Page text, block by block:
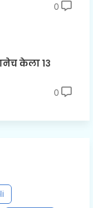
0
केला १३
0